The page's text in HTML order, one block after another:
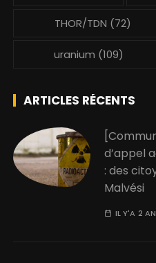
THOR/TDN (72)
uranium (109)
ARTICLES RÉCENTS
d’appel
: des
Malvési
IL Y'A 2